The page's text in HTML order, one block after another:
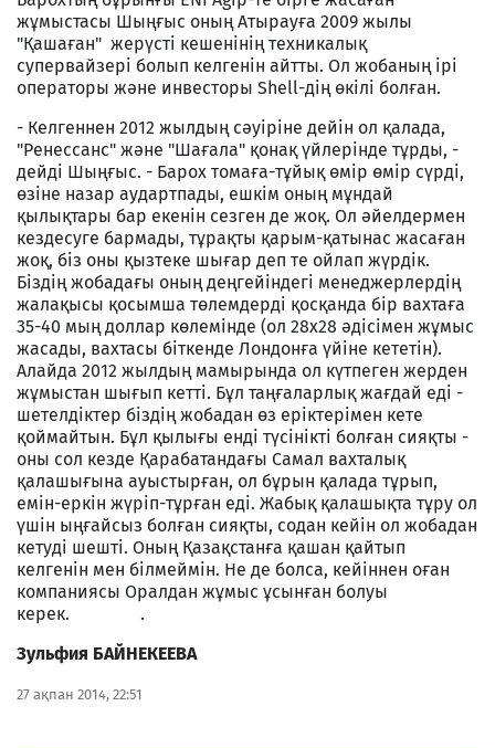
жұмыстасы Шыңғыс оның Атырауға 2009 жылы
"Қашаған" жерүсті кешенінің техникалық
супервайзері болып келгенін айтты. Ол жобаның ірі
операторы және инвесторы Shell-дің өкілі болған.
- Келгеннен 2012 жылдың сәуіріне дейін ол қалада,
"Ренессанс" және "Шағала" қонақ үйлерінде тұрды, -
дейді Шыңғыс. - Барох томаға-тұйық өмір өмір сүрді,
өзіне назар аудартпады, ешкім оның мұндай
қылықтары бар екенін сезген де жоқ. Ол әйелдермен
кездесуге бармады, тұрақты қарым-қатынас жасаған
жоқ, біз оны қызтеке шығар деп те ойлап жүрдік.
Біздің жобадағы оның деңгейіндегі менеджерлердің
жалақысы қосымша төлемдерді қосқанда бір вахтаға
35-40 мың доллар көлемінде (ол 28х28 әдісімен жұмыс
жасады, вахтасы біткенде Лондонға үйіне кететін).
Алайда 2012 жылдың мамырында ол күтпеген жерден
жұмыстан шығып кетті. Бұл таңғаларлық жағдай еді -
шетелдіктер біздің жобадан өз еріктерімен кете
қоймайтын. Бұл қылығы енді түсінікті болған сияқты -
оны сол кезде Қарабатандағы Самал вахталық
қалашығына ауыстырған, ол бұрын қалада тұрып,
емін-еркін жүріп-тұрған еді. Жабық қалашықта тұру ол
үшін ыңғайсыз болған сияқты, содан кейін ол жобадан
кетуді шешті. Оның Қазақстанға қашан қайтып
келгенін мен білмеймін. Не де болса, кейіннен оған
компаниясы Оралдан жұмыс ұсынған болуы
керек. .
Зульфия БАЙНЕКЕЕВА
27 ақпан 2014, 22:51